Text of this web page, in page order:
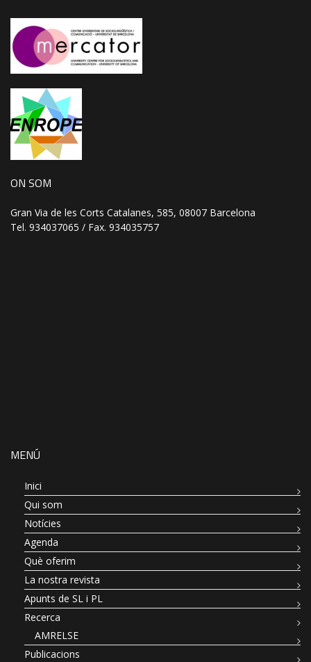
ON SOM
Gran Via de les Corts Catalanes, 585, 08007 Barcelona
Tel. 934037065 / Fax. 934035757
MENÚ
Inici
Qui som
Notícies
Agenda
Què oferim
La nostra revista
Apunts de SL i PL
Recerca
AMRELSE
Publicacions